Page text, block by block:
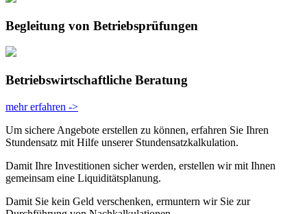
Begleitung von Betriebs­prüfungen
Betriebs­wirtschaftliche Beratung
mehr erfahren ->
Um sichere Angebote erstellen zu können, erfahren Sie Ihren
Stundensatz mit Hilfe unserer Stundensatzkalkulation.
Damit Ihre Investitionen sicher werden, erstellen wir mit Ihnen
gemeinsam eine Liquiditätsplanung.
Damit Sie kein Geld verschenken, ermuntern wir Sie zur